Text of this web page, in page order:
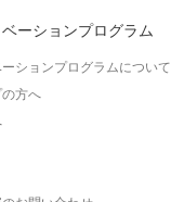
ーションプログラム
ションプログラムについて
方へ